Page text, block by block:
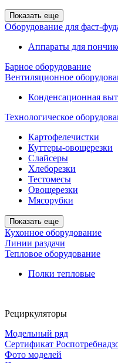
Показать еще
Оборудование для фаст-
Аппараты для
Барное оборудование
Вентиляционное
Конденсационная
Технологическое
Картофелечистки
Куттеры-овощерезки
Слайсеры
Хлеборезки
Тестомесы
Овощерезки
Мясорубки
Показать еще
Кухонное оборудование
Линии раздачи
Тепловое оборудование
Полки тепловые
Рециркуляторы
Модельный ряд
Сертификат
Фото моделей